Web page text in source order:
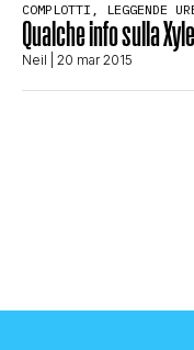
CHI SIAMO
COMPLOTTI, LEGGENDE
Qualche info sulla
Neil | 20 mar 2015